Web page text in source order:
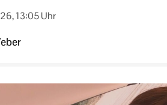
13:05 Uhr